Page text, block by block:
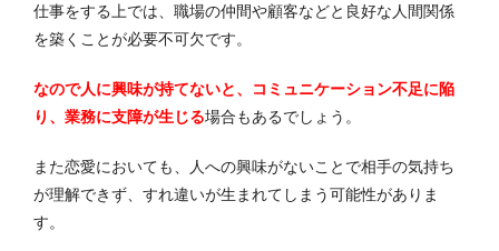
仕事をする上では、職場の仲間や顧客などと良好な人間関係
を築くことが必要不可欠です。
なので人に興味が持てないと、コミュニケーション不足に陥
り、業務に支障が生じる場合もあるでしょう。
また恋愛においても、人への興味がないことで相手の気持ち
が理解できず、すれ違いが生まれてしまう可能性がありま
す。